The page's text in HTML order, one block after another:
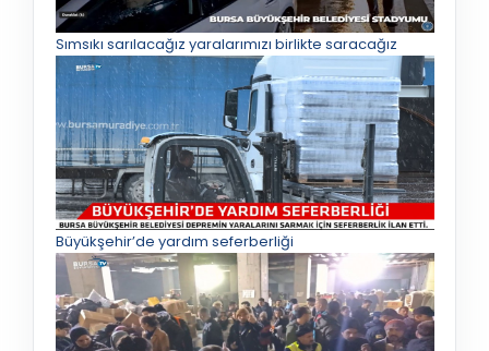
Sımsıkı sarılacağız yaralarımızı birlikte saracağız
Büyükşehir’de yardım seferberliği